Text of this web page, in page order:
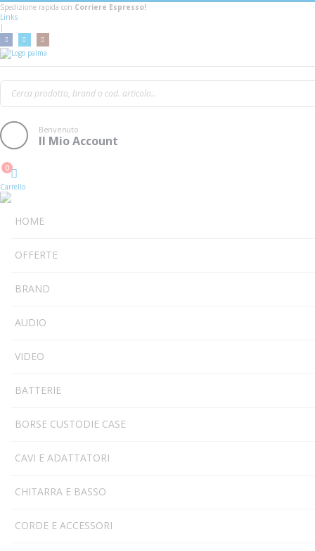
Spedizione rapida con Corriere Espresso!
Links
|
Benvenuto
Il Mio Account
Cart
0
Carrello
HOME
OFFERTE
BRAND
AUDIO
VIDEO
BATTERIE
BORSE CUSTODIE CASE
CAVI E ADATTATORI
CHITARRA E BASSO
CORDE E ACCESSORI